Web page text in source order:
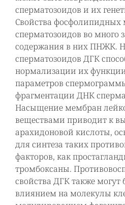
сперматозоидов и их
Свойства
сперматозоидов во много
содержания в них ПНЖК.
сперматозоидов ДГК
нормализации их
параметров
фрагментации ДНК
Насыщение мембран
веществами приводит к
арахидоновой кислоты,
для синтеза таких
факторов, как
тромбоксаны.
свойства ДГК также могут
влиянием на молекулы